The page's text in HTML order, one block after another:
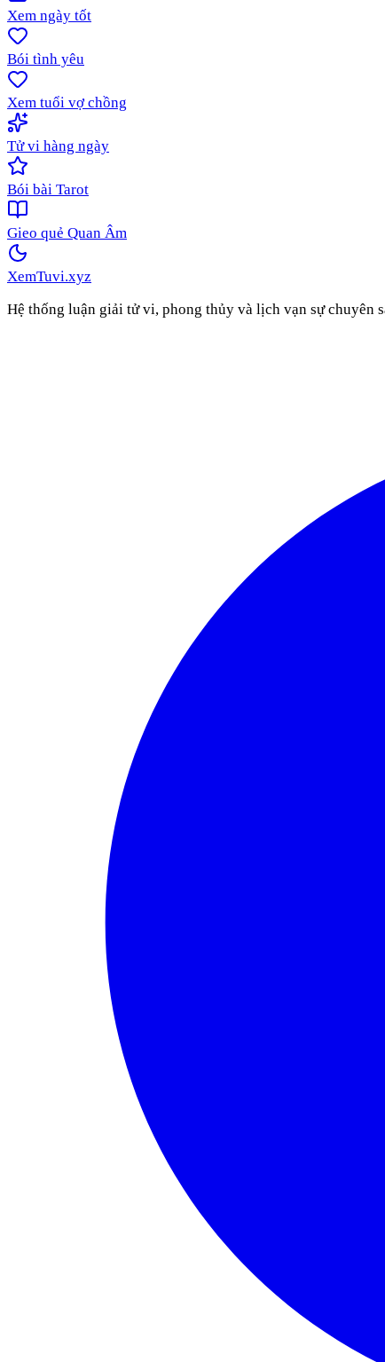
Xem ngày tốt
Bói tình yêu
Xem tuổi vợ chồng
Tử vi hàng ngày
Bói bài Tarot
Gieo quẻ Quan Âm
XemTuvi.xyz
Hệ thống luận giải tử vi, phong thủy và lịch vạn sự chuyên